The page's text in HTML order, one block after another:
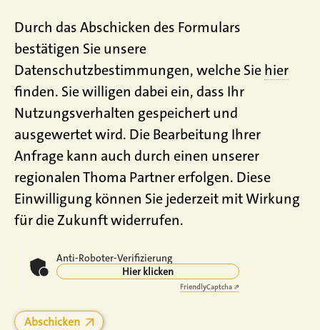
Durch das Abschicken des Formulars
bestätigen Sie unsere
Datenschutzbestimmungen, welche Siehier
finden. Sie willigen dabei ein, dass Ihr
Nutzungsverhalten gespeichert und
ausgewertet wird. Die Bearbeitung Ihrer
Anfrage kann auch durch einen unserer
regionalen Thoma Partner erfolgen. Diese
Einwilligung können Sie jederzeit mit Wirkung
für die Zukunft widerrufen.
Anti-Roboter-Verifizierung
Hier klicken
FriendlyCaptcha ⇗